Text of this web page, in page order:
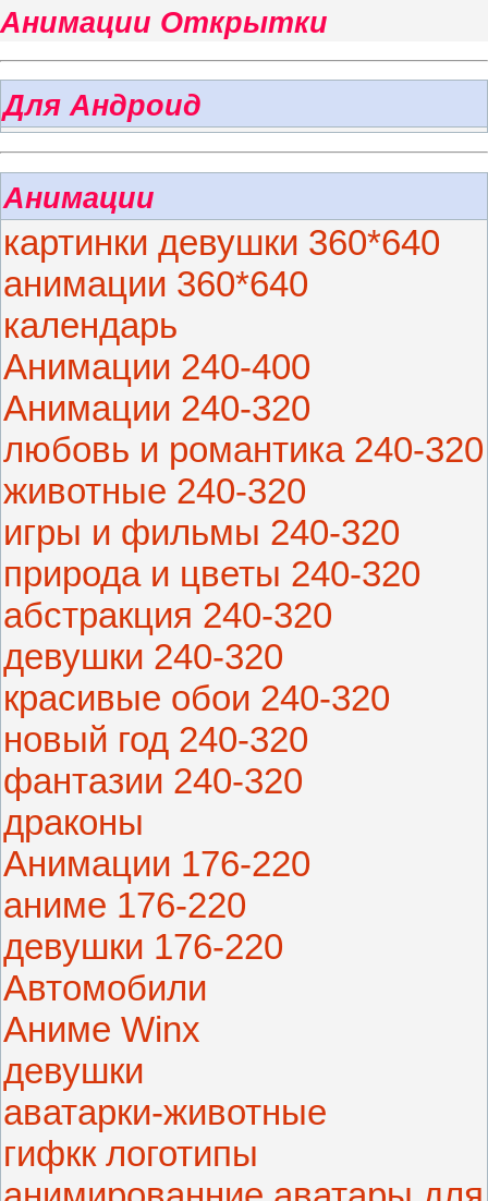
Анимации Открытки
Для Андроид
Анимации
картинки девушки 360*640
анимации 360*640
календарь
Анимации 240-400
Анимации 240-320
любовь и романтика 240-320
животные 240-320
игры и фильмы 240-320
природа и цветы 240-320
абстракция 240-320
девушки 240-320
красивые обои 240-320
новый год 240-320
фантазии 240-320
драконы
Анимации 176-220
аниме 176-220
девушки 176-220
Автомобили
Аниме Winx
девушки
аватарки-животные
гифкк логотипы